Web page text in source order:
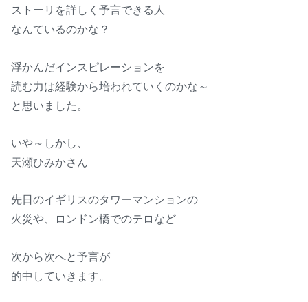
ストーリを詳しく予言できる人
なんているのかな？
浮かんだインスピレーションを
読む力は経験から培われていくのかな～
と思いました。
いや～しかし、
天瀬ひみかさん
先日のイギリスのタワーマンションの
火災や、ロンドン橋でのテロなど
次から次へと予言が
的中していきます。